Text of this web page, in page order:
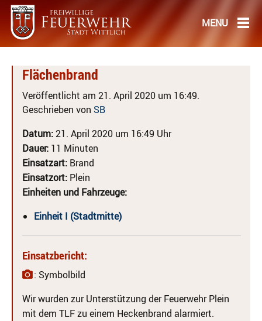
Flächenbrand
Veröffentlicht am 21. April 2020 um 16:49.
Geschrieben von SB
Datum:21. April 2020 um 16:49 Uhr
Dauer: 11 Minuten
Einsatzart: Brand
Einsatzort: Plein
Einheiten und Fahrzeuge:
Einheit I (Stadtmitte)
Einsatzbericht:
: Symbolbild
Wir wurden zur Unterstützung der Feuerwehr Plein
mit dem TLF zu einem Heckenbrand alarmiert.